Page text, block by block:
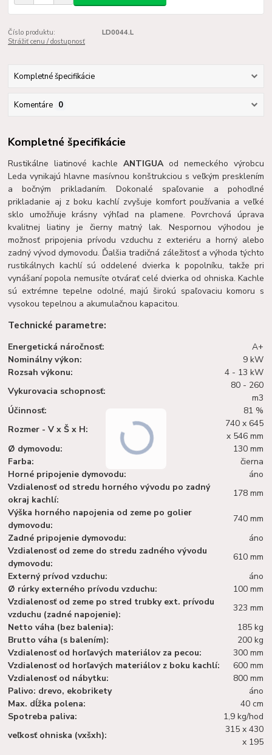
Číslo produktu:
LD0044.L
Strážiť cenu / dostupnosť
Kompletné špecifikácie
Komentáre 0
Kompletné špecifikácie
Rustikálne liatinové kachle ANTIGUAod nemeckého výrobcu
Leda vynikajú hlavne masívnou konštrukciou s veľkým presklením
a bočným prikladaním. Dokonalé spaľovanie a pohodlné
prikladanie aj z boku kachlí zvyšuje komfort používania a veľké
sklo umožňuje krásny výhľad na plamene. Povrchová úprava
kvalitnej liatiny je čierny matný lak. Nespornou výhodou je
možnosť pripojenia prívodu vzduchu z exteriéru a horný alebo
zadný vývod dymovodu. Ďalšia tradičná záležitosť a výhoda týchto
rustikálnych kachlí sú oddelené dvierka k popolníku, takže pri
vynášaní popola nemusíte otvárať celé dvierka od ohniska. Kachle
sú extrémne tepelne odolné, majú širokú spaľovaciu komoru s
vysokou tepelnou a akumulačnou kapacitou.
Technické parametre:
Energetická náročnosť:
A+
Nominálny výkon:
9 kW
Rozsah výkonu:
4 - 13 kW
Vykurovacia schopnosť:
80 - 260
m3
Účinnosť:
81 %
Rozmer - V x Š x H:
740 x 645
x 546 mm
Ø dymovodu:
130 mm
Farba:
čierna
Horné pripojenie dymovodu:
áno
Vzdialenosť od stredu horného vývodu po zadný
okraj kachlí:
178 mm
Výška horného napojenia od zeme po golier
dymovodu:
740 mm
Zadné pripojenie dymovodu:
áno
Vzdialenosť od zeme do stredu zadného vývodu
dymovodu:
610 mm
Externý prívod vzduchu:
áno
Ø rúrky externého prívodu vzduchu:
100 mm
Vzdialenosť od zeme po stred trubky ext. prívodu
vzduchu (zadné napojenie):
323 mm
Netto váha (bez balenia):
185 kg
Brutto váha (s balením):
200 kg
Vzdialenosť od horľavých materiálov za pecou:
300 mm
Vzdialenosť od horľavých materiálov z boku kachlí:
600 mm
Vzdialenosť od nábytku:
800 mm
Palivo: drevo, ekobrikety
áno
Max. dĺžka polena:
40 cm
Spotreba paliva:
1,9 kg/hod
veľkosť ohniska (vxšxh):
315 x 430
x 195